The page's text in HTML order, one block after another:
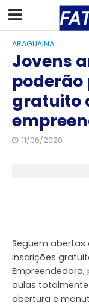
ARAGUAINA
Jovens
gratuito
11/06/2020
Seguem abertas
inscrições
Empreendedora,
aulas totalmente
abertura e